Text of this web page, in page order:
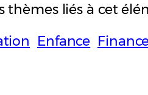
thèmes liés à cet
Enfance